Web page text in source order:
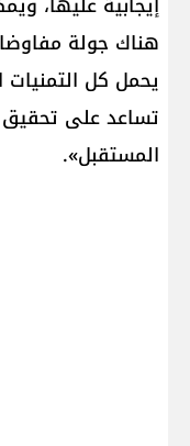
هناك جولة
يحمل كل التمنيات
تساعد على تحقيق
المستقبل».